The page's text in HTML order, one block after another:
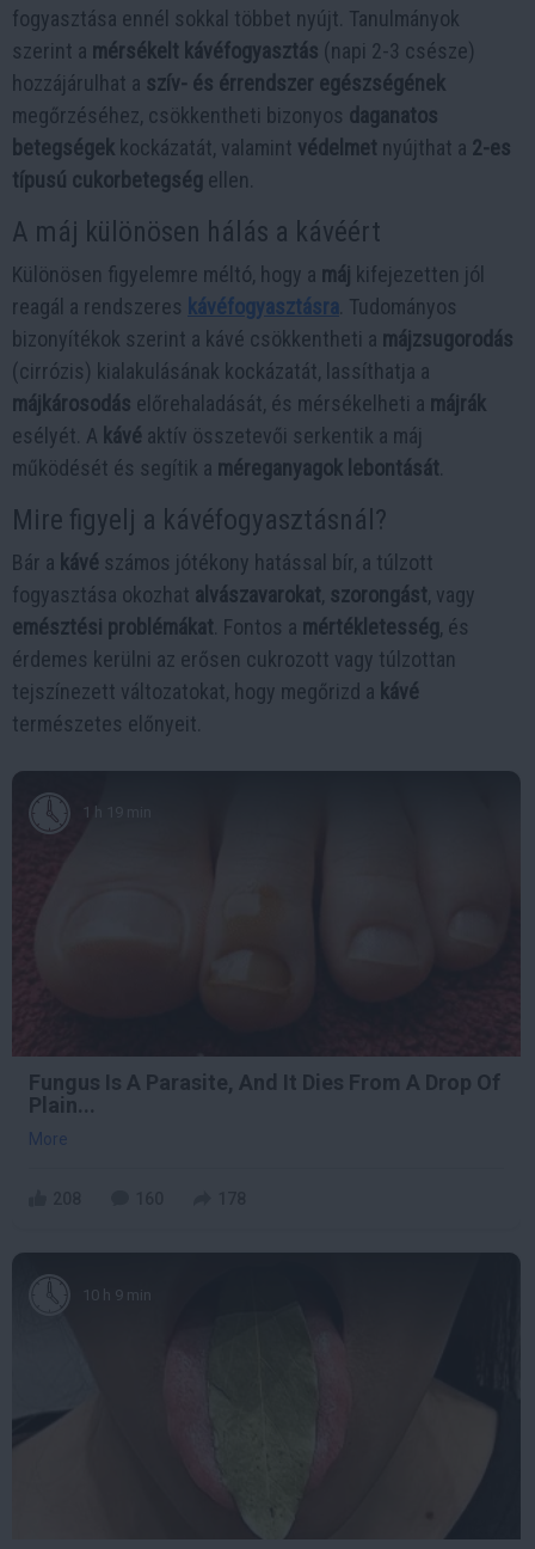
fogyasztása ennél sokkal többet nyújt. Tanulmányok
szerint a mérsékelt kávéfogyasztás (napi 2-3 csésze)
hozzájárulhat a szív- és érrendszer egészségének
megőrzéséhez, csökkentheti bizonyos daganatos
betegségek kockázatát, valamint védelmet nyújthat a 2-es
típusú cukorbetegség ellen.
A máj különösen hálás a kávéért
Különösen figyelemre méltó, hogy a máj kifejezetten jól
reagál a rendszeres kávéfogyasztásra . Tudományos
bizonyítékok szerint a kávé csökkentheti a májzsugorodás
(cirrózis) kialakulásának kockázatát, lassíthatja a
májkárosodás előrehaladását, és mérsékelheti a májrák
esélyét. A kávé aktív összetevői serkentik a máj
működését és segítik a méreganyagok lebontását
Mire figyelj a kávéfogyasztásnál?
Bár a kávé számos jótékony hatással bír, a túlzott
fogyasztása okozhat alvászavarokat, szorongást, vagy
emésztési problémákat . Fontos a mértékletesség, és
érdemes kerülni az erősen cukrozott vagy túlzottan
tejszínezett változatokat, hogy megőrizd a kávé
természetes előnyeit.
1 h 19 min
Fungus Is A Parasite, And It Dies From A Drop Of
Plain...
More
10 h 9 min